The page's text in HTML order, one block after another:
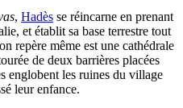
, Hadès se réincarne en prenant
et établit sa base terrestre tout
repère même est une cathédrale
de deux barrières placées
englobent les ruines du village
leur enfance.